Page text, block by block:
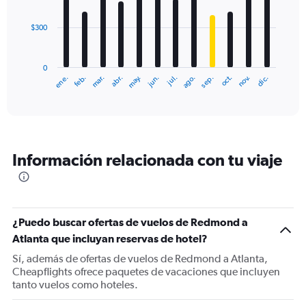
The
categories.
The
Y
axis
displaying
values.
Range:
0
ene. feb. mar. abr. may. jun. jul. ago. sep. oct. nov. dic.
0
$300
Información relacionada con tu viaje
¿Puedo buscar ofertas de vuelos de Redmond a
Atlanta que incluyan reservas de hotel?
Sí, además de ofertas de vuelos de Redmond a Atlanta,
Cheapflights ofrece paquetes de vacaciones que incluyen
tanto vuelos como hoteles.